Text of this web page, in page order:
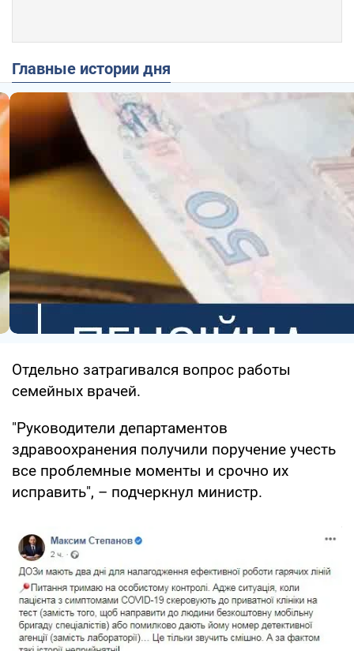
Главные истории дня
Отдельно затрагивался вопрос работы
семейных врачей.
"Руководители департаментов
здравоохранения получили поручение учесть
все проблемные моменты и срочно их
исправить", – подчеркнул министр.